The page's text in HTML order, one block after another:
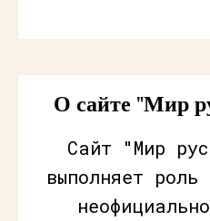
О сайте "Мир
Сайт "Мир
выполняет роль